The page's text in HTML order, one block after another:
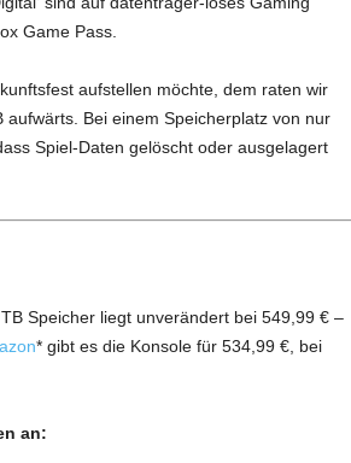
Game Pass.
aufstellen möchte, dem raten wir
Bei einem Speicherplatz von nur
Spiel-Daten gelöscht oder ausgelagert
Speicher liegt unverändert bei 549,99 € –
* gibt es die Konsole für 534,99 €, bei
an: